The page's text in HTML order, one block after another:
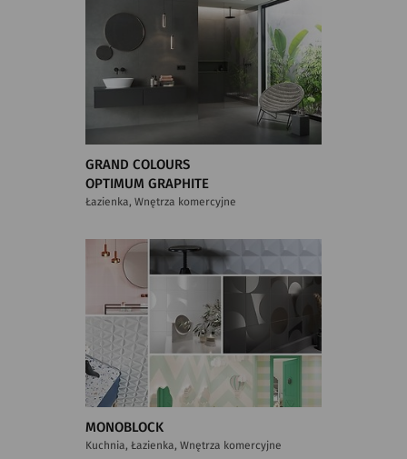
GRAND COLOURS
OPTIMUM GRAPHITE
Łazienka, Wnętrza komercyjne
MONOBLOCK
Kuchnia, Łazienka, Wnętrza komercyjne